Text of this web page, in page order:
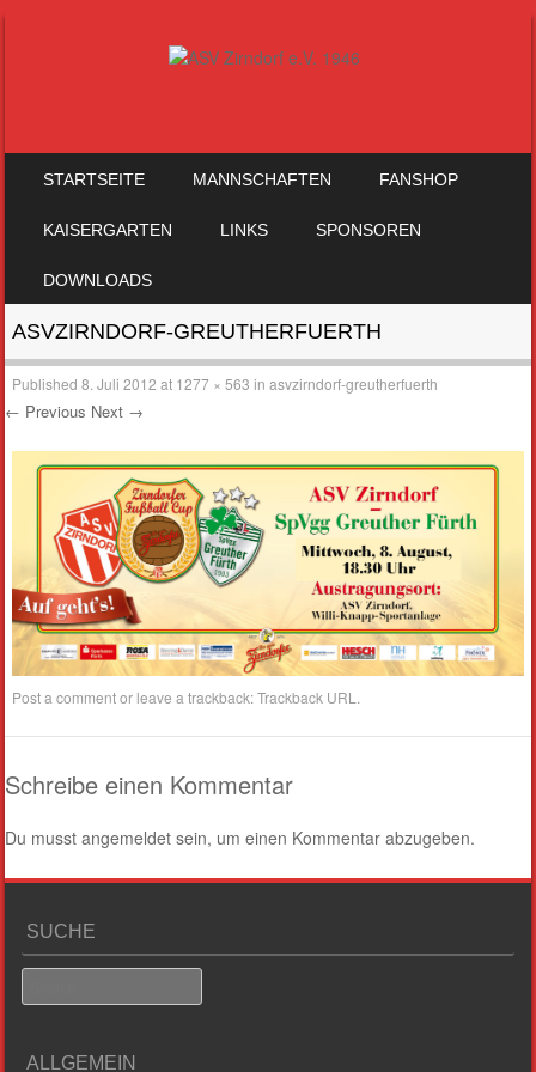
STARTSEITE MANNSCHAFTEN FANSHOP
KAISERGARTEN LINKS SPONSOREN
DOWNLOADS
ASVZIRNDORF-GREUTHERFUERTH
Published8. Juli 2012 at 1277 × 563 inasvzirndorf-greutherfuerth
← Previous Next →
Post a commentor leave a trackback:Trackback URL
Schreibe einen Kommentar
Du musstangemeldet sein, um einen Kommentar abzugeben.
SUCHE
ALLGEMEIN